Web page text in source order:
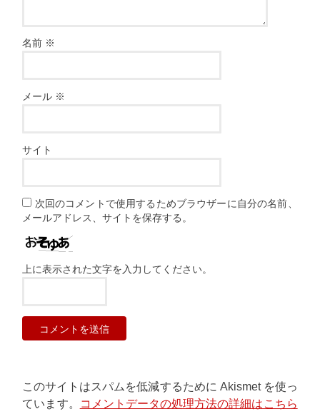
名前 ※
メール ※
サイト
次回のコメントで使用するためブラウザーに自分の名前、
メールアドレス、サイトを保存する。
上に表示された文字を入力してください。
このサイトはスパムを低減するために Akismet を使っ
ています。
コメントデータの処理方法の詳細はこちら